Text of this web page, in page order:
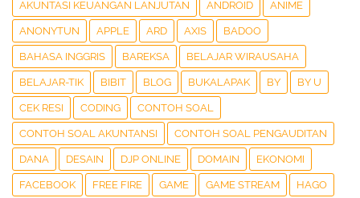
AKUNTASI KEUANGAN LANJUTAN ANDROID ANIME
ANONYTUN APPLE ARD AXIS BADOO
BAHASA INGGRIS BAREKSA BELAJAR WIRAUSAHA
BELAJAR-TIK BIBIT BLOG BUKALAPAK BY BY U
CEK RESI CODING CONTOH SOAL
CONTOH SOAL AKUNTANSI CONTOH SOAL PENGAUDITAN
DANA DESAIN DJP ONLINE DOMAIN EKONOMI
FACEBOOK FREE FIRE GAME GAME STREAM HAGO